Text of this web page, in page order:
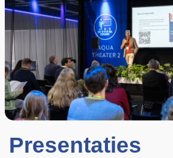
Presentaties